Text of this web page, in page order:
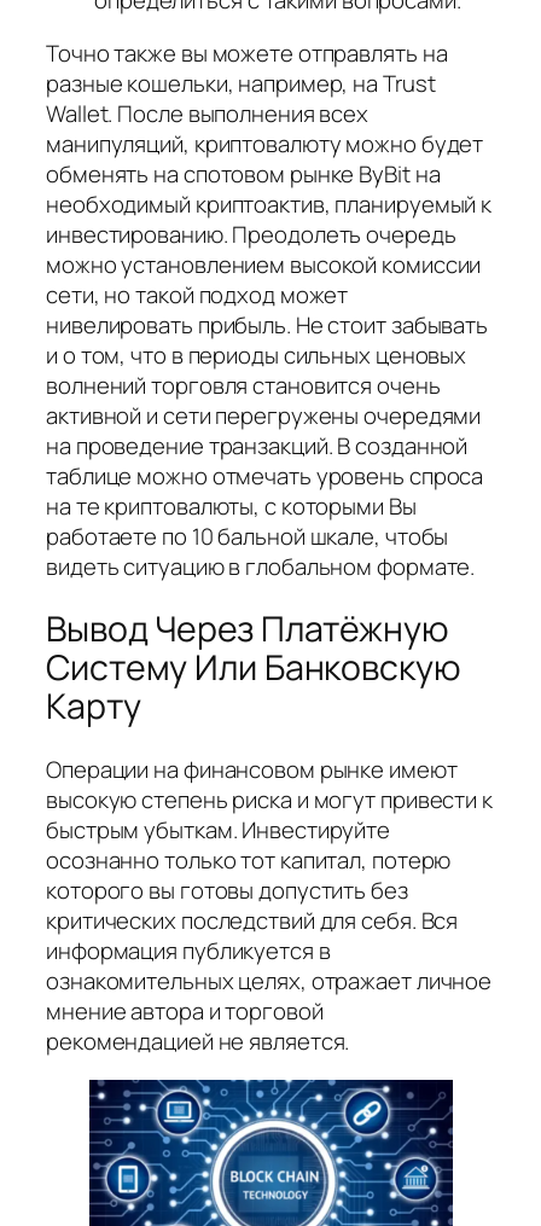
Точно также вы можете отправлять на
разные кошельки, например, на Trust
Wallet. После выполнения всех
манипуляций, криптовалюту можно будет
обменять на спотовом рынке ByBit на
необходимый криптоактив, планируемый к
инвестированию. Преодолеть очередь
можно установлением высокой комиссии
сети, но такой подход может
нивелировать прибыль. Не стоит забывать
и о том, что в периоды сильных ценовых
волнений торговля становится очень
активной и сети перегружены очередями
на проведение транзакций. В созданной
таблице можно отмечать уровень спроса
на те криптовалюты, с которыми Вы
работаете по 10 бальной шкале, чтобы
видеть ситуацию в глобальном формате.
Вывод Через Платёжную
Систему Или Банковскую
Карту
Операции на финансовом рынке имеют
высокую степень риска и могут привести к
быстрым убыткам. Инвестируйте
осознанно только тот капитал, потерю
которого вы готовы допустить без
критических последствий для себя. Вся
информация публикуется в
ознакомительных целях, отражает личное
мнение автора и торговой
рекомендацией не является.